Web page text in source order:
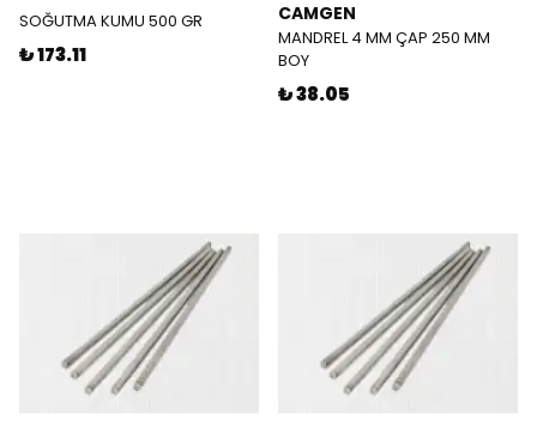
SOĞUTMA KUMU 500 GR
₺ 173.11
CAMGEN
MANDREL 4 MM ÇAP 250 MM
BOY
₺ 38.05